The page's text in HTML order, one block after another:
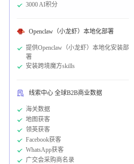
3000 AI积分
Openclaw（小龙虾）本地化部署
提供Openclaw（小龙虾）本地化安装部
署
安装跨境魔方skills
线索中心 全球B2B商业数据
海关数据
地图获客
领英获客
Facebook获客
WhatsApp获客
广交会采购商名录